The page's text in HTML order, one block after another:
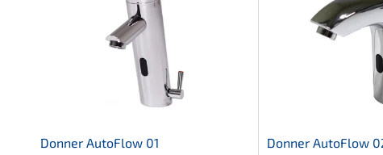
Donner AutoFlow 01 Donner AutoFlow